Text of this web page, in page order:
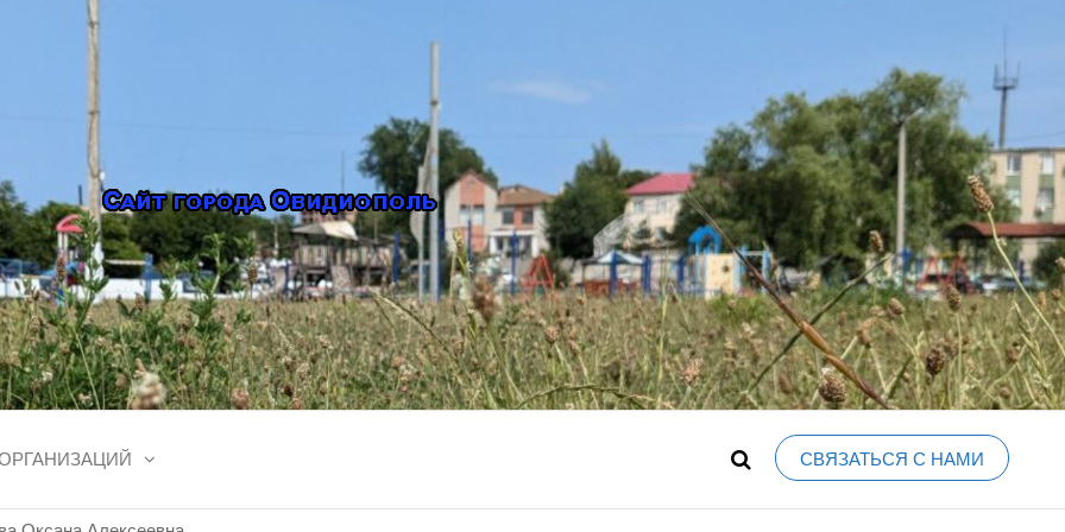
ОТЗЫВЫ, ФОРУМ,
ФОТО, ОБЪЯВЛЕНИЯ,
АРЕНДА, КУПИТЬ-
Сайт Овидиополя — лента новостей и событий города, объявления,
афиша, карта города
СВЯЗАТЬСЯ С НАМИ